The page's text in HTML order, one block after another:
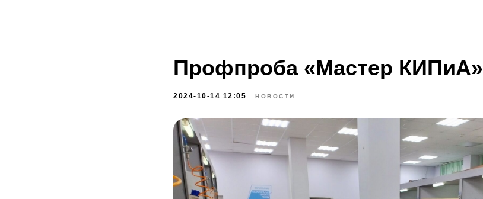
Профпроба «Мастер КИПиА»
2024-10-14 12:05 НОВОСТИ